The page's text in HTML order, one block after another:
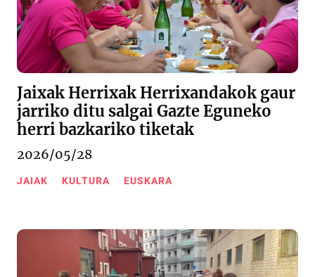
Jaixak Herrixak Herrixandakok gaur
jarriko ditu salgai Gazte Eguneko
herri bazkariko tiketak
2026/05/28
JAIAK KULTURA EUSKARA